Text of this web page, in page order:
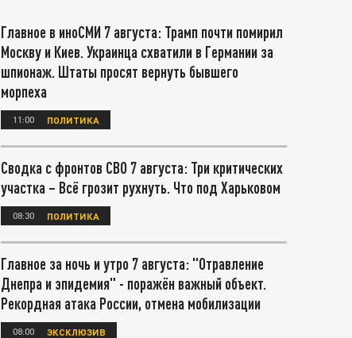
Главное в иноСМИ 7 августа: Трамп почти помирил
Москву и Киев. Украинца схватили в Германии за
шпионаж. Штаты просят вернуть бывшего
морпеха
11:00 ПОЛИТИКА
Сводка с фронтов СВО 7 августа: Три критических
участка – Всё грозит рухнуть. Что под Харьковом
08:30 ПОЛИТИКА
Главное за ночь и утро 7 августа: "Отравление
Днепра и эпидемия" - поражён важный объект.
Рекордная атака России, отмена мобилизации
08:00 ЭКСКЛЮЗИВ